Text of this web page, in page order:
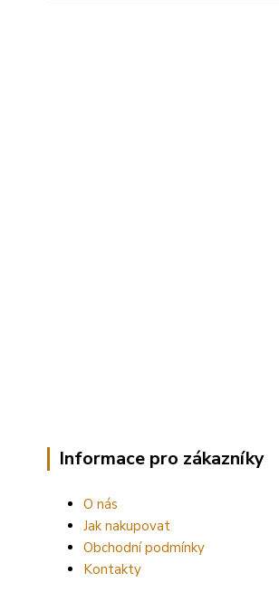
Informace pro zákazníky
O nás
Jak nakupovat
Obchodní podmínky
Kontakty